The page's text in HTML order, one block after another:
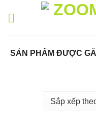
SẢN PHẨM ĐƯỢC